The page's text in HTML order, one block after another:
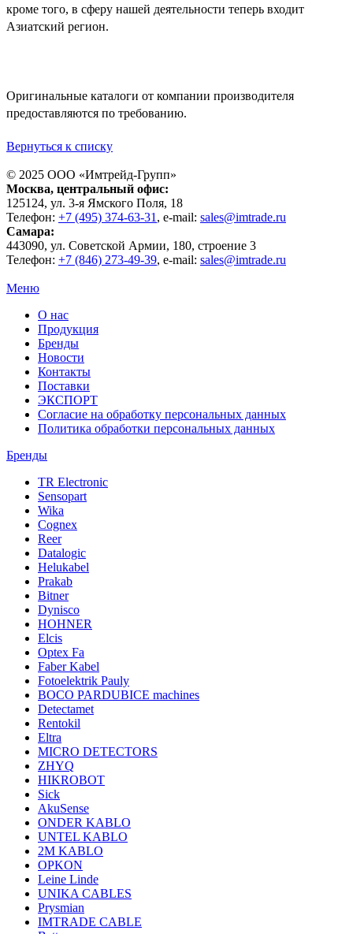
кроме того, в сферу нашей деятельности теперь входит
Азиатский регион.
Оригинальные каталоги от компании производителя
предоставляются по требованию.
Вернуться к списку
© 2025 ООО «Имтрейд-Групп»
Москва, центральный офис:
125124, ул. 3-я Ямского Поля, 18
Телефон: +7 (495) 374-63-31 , e-mail: sales@imtrade.ru
Самара:
443090, ул. Советской Армии, 180, строение 3
Телефон: +7 (846) 273-49-39, e-mail: sales@imtrade.ru
Меню
О нас
Продукция
Бренды
Новости
Контакты
Поставки
ЭКСПОРТ
Согласие на обработку персональных данных
Политика обработки персональных данных
Бренды
TR Electronic
Sensopart
Wika
Cognex
Reer
Datalogic
Helukabel
Prakab
Bitner
Dynisco
HOHNER
Elcis
Optex Fa
Faber Kabel
Fotoelektrik Pauly
BOCO PARDUBICE machines
Detectamet
Rentokil
Eltra
MICRO DETECTORS
ZHYQ
HIKROBOT
Sick
AkuSense
ONDER KABLO
UNTEL KABLO
2M KABLO
OPKON
Leine Linde
UNIKA CABLES
Prysmian
IMTRADE CABLE